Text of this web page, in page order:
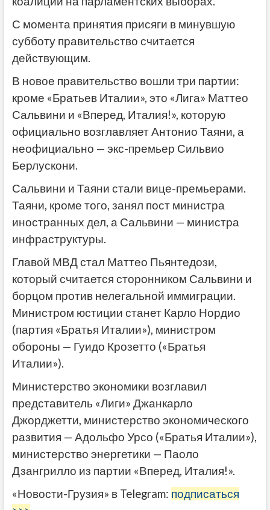
С момента принятия присяги в минувшую
субботу правительство считается
действующим.
В новое правительство вошли три партии:
кроме «Братьев Италии», это «Лига» Маттео
Сальвини и «Вперед, Италия!», которую
официально возглавляет Антонио Таяни, а
неофициально — экс-премьер Сильвио
Берлускони.
Сальвини и Таяни стали вице-премьерами.
Таяни, кроме того, занял пост министра
иностранных дел, а Сальвини — министра
инфраструктуры.
Главой МВД стал Маттео Пьянтедози,
который считается сторонником Сальвини и
борцом против нелегальной иммиграции.
Министром юстиции станет Карло Нордио
(партия «Братья Италии»), министром
обороны — Гуидо Крозетто («Братья
Италии»).
Министерство экономики возглавил
представитель «Лиги» Джанкарло
Джорджетти, министерство экономического
развития — Адольфо Урсо («Братья Италии»),
министерство энергетики — Паоло
Дзангрилло из партии «Вперед, Италия!».
«Новости-Грузия» в Telegram: подписаться